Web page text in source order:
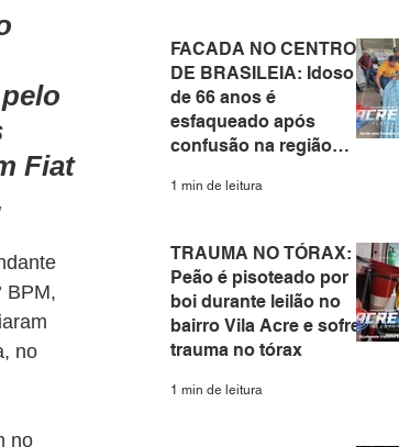
Fiat
BPM,
no
no
FACADA NO CENTRO
DE BRASILEIA: Idoso
de 66 anos é
esfaqueado após
confusão na região
Acre
1 min de leitura
TRAUMA NO TÓRAX:
Peão é pisoteado por
boi durante leilão no
bairro Vila Acre e sofre
trauma no tórax
1 min de leitura